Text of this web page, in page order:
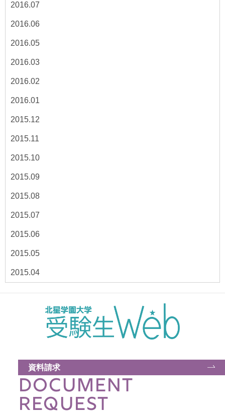
2016.07
2016.06
2016.05
2016.03
2016.02
2016.01
2015.12
2015.11
2015.10
2015.09
2015.08
2015.07
2015.06
2015.05
2015.04
資料請求
DOCUMENT
REQUEST